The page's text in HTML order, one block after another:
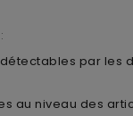
par les
au niveau des